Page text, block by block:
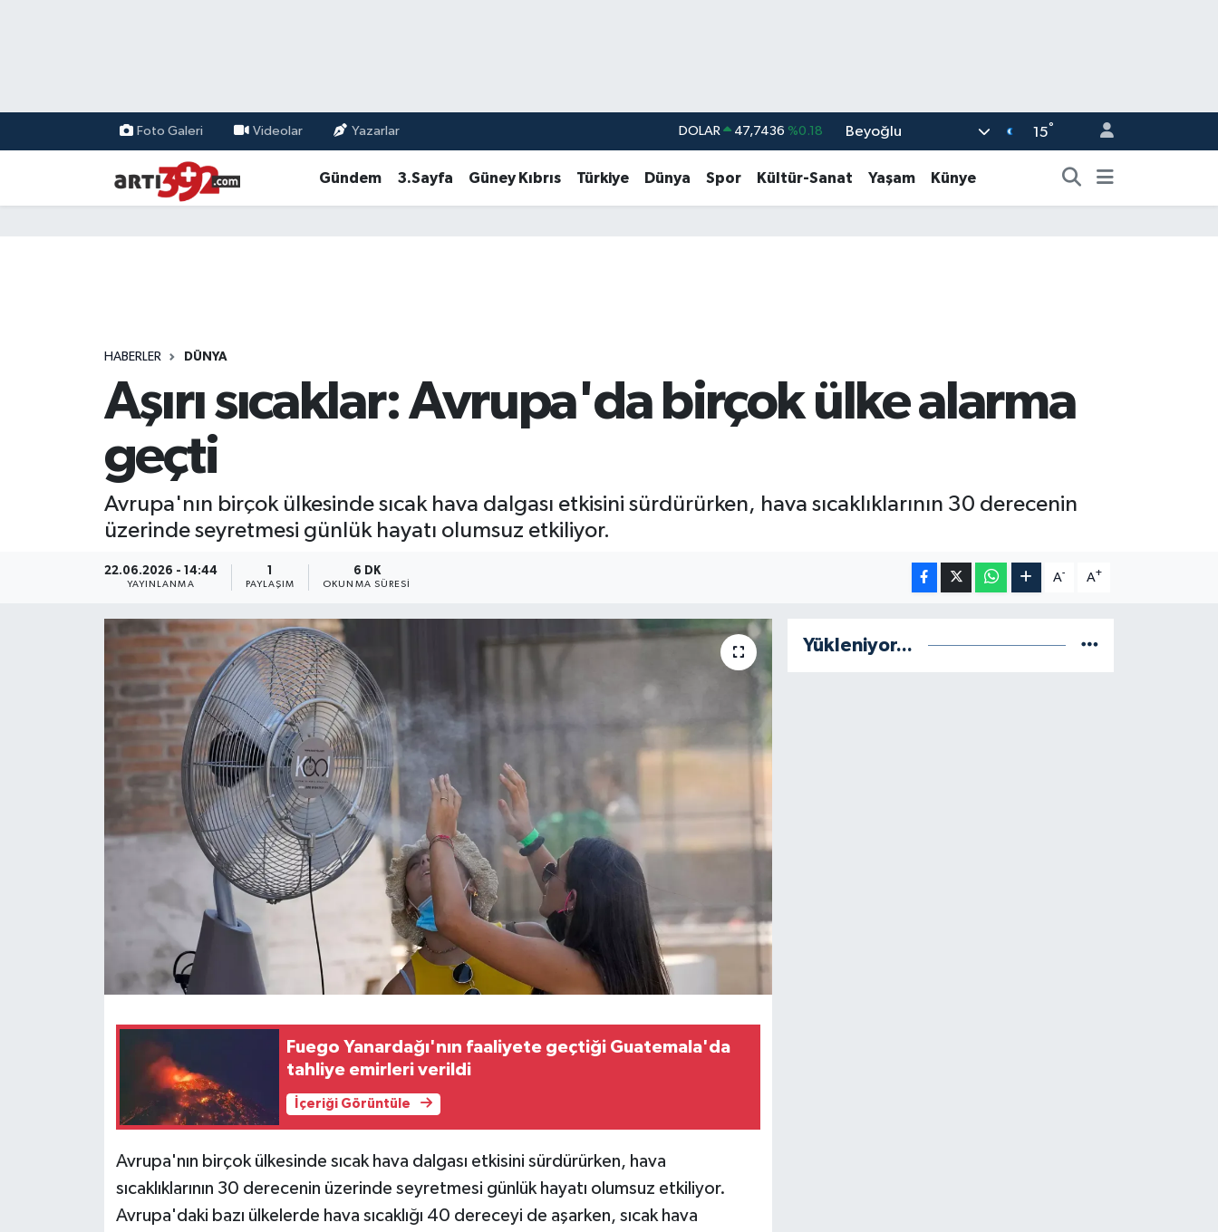
Foto Galeri Videolar Yazarlar DOLAR 47,7436 %0.18 Beyoğlu 15°
Gündem 3.Sayfa Güney Kıbrıs Türkiye Dünya Spor Kültür-Sanat Yaşam Künye
HABERLER DÜNYA
Aşırı sıcaklar: Avrupa'da birçok ülke alarma
geçti
Avrupa'nın birçok ülkesinde sıcak hava dalgası etkisini sürdürürken, hava sıcaklıklarının 30 derecenin
üzerinde seyretmesi günlük hayatı olumsuz etkiliyor.
22.06.2026 - 14:44
YAYINLANMA
1
PAYLAŞIM
6 DK
OKUNMA SÜRESI
A- A+
Fuego Yanardağı'nın faaliyete geçtiği Guatemala'da
tahliye emirleri verildi
İçeriği Görüntüle
Avrupa'nın birçok ülkesinde sıcak hava dalgası etkisini sürdürürken, hava
sıcaklıklarının 30 derecenin üzerinde seyretmesi günlük hayatı olumsuz etkiliyor.
Avrupa'daki bazı ülkelerde hava sıcaklığı 40 dereceyi de aşarken, sıcak hava
Yükleniyor...